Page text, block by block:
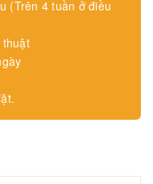
(Trên 4 tuần ở điều